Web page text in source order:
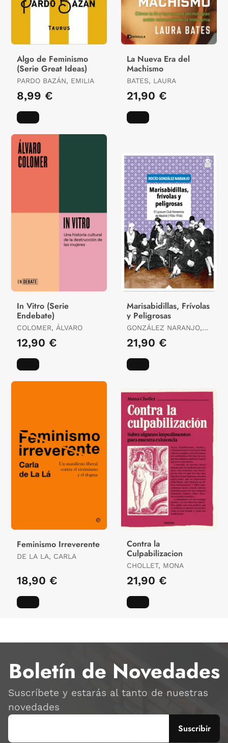
Algo de Feminismo
(Serie Great Ideas)
PARDO BAZÁN, EMILIA
8,99 €
La Nueva Era del
Machismo
BATES, LAURA
21,90 €
In Vitro (Serie
Endebate)
COLOMER, ÁLVARO
12,90 €
Marisabidillas, Frívolas
y Peligrosas
GONZÁLEZ NARANJO,
21,90 €
Feminismo Irreverente
DE LA LA, CARLA
18,90 €
Contra la
Culpabilizacion
CHOLLET, MONA
21,90 €
Boletín de Novedades
Suscríbete y estarás al tanto de nuestras
novedades